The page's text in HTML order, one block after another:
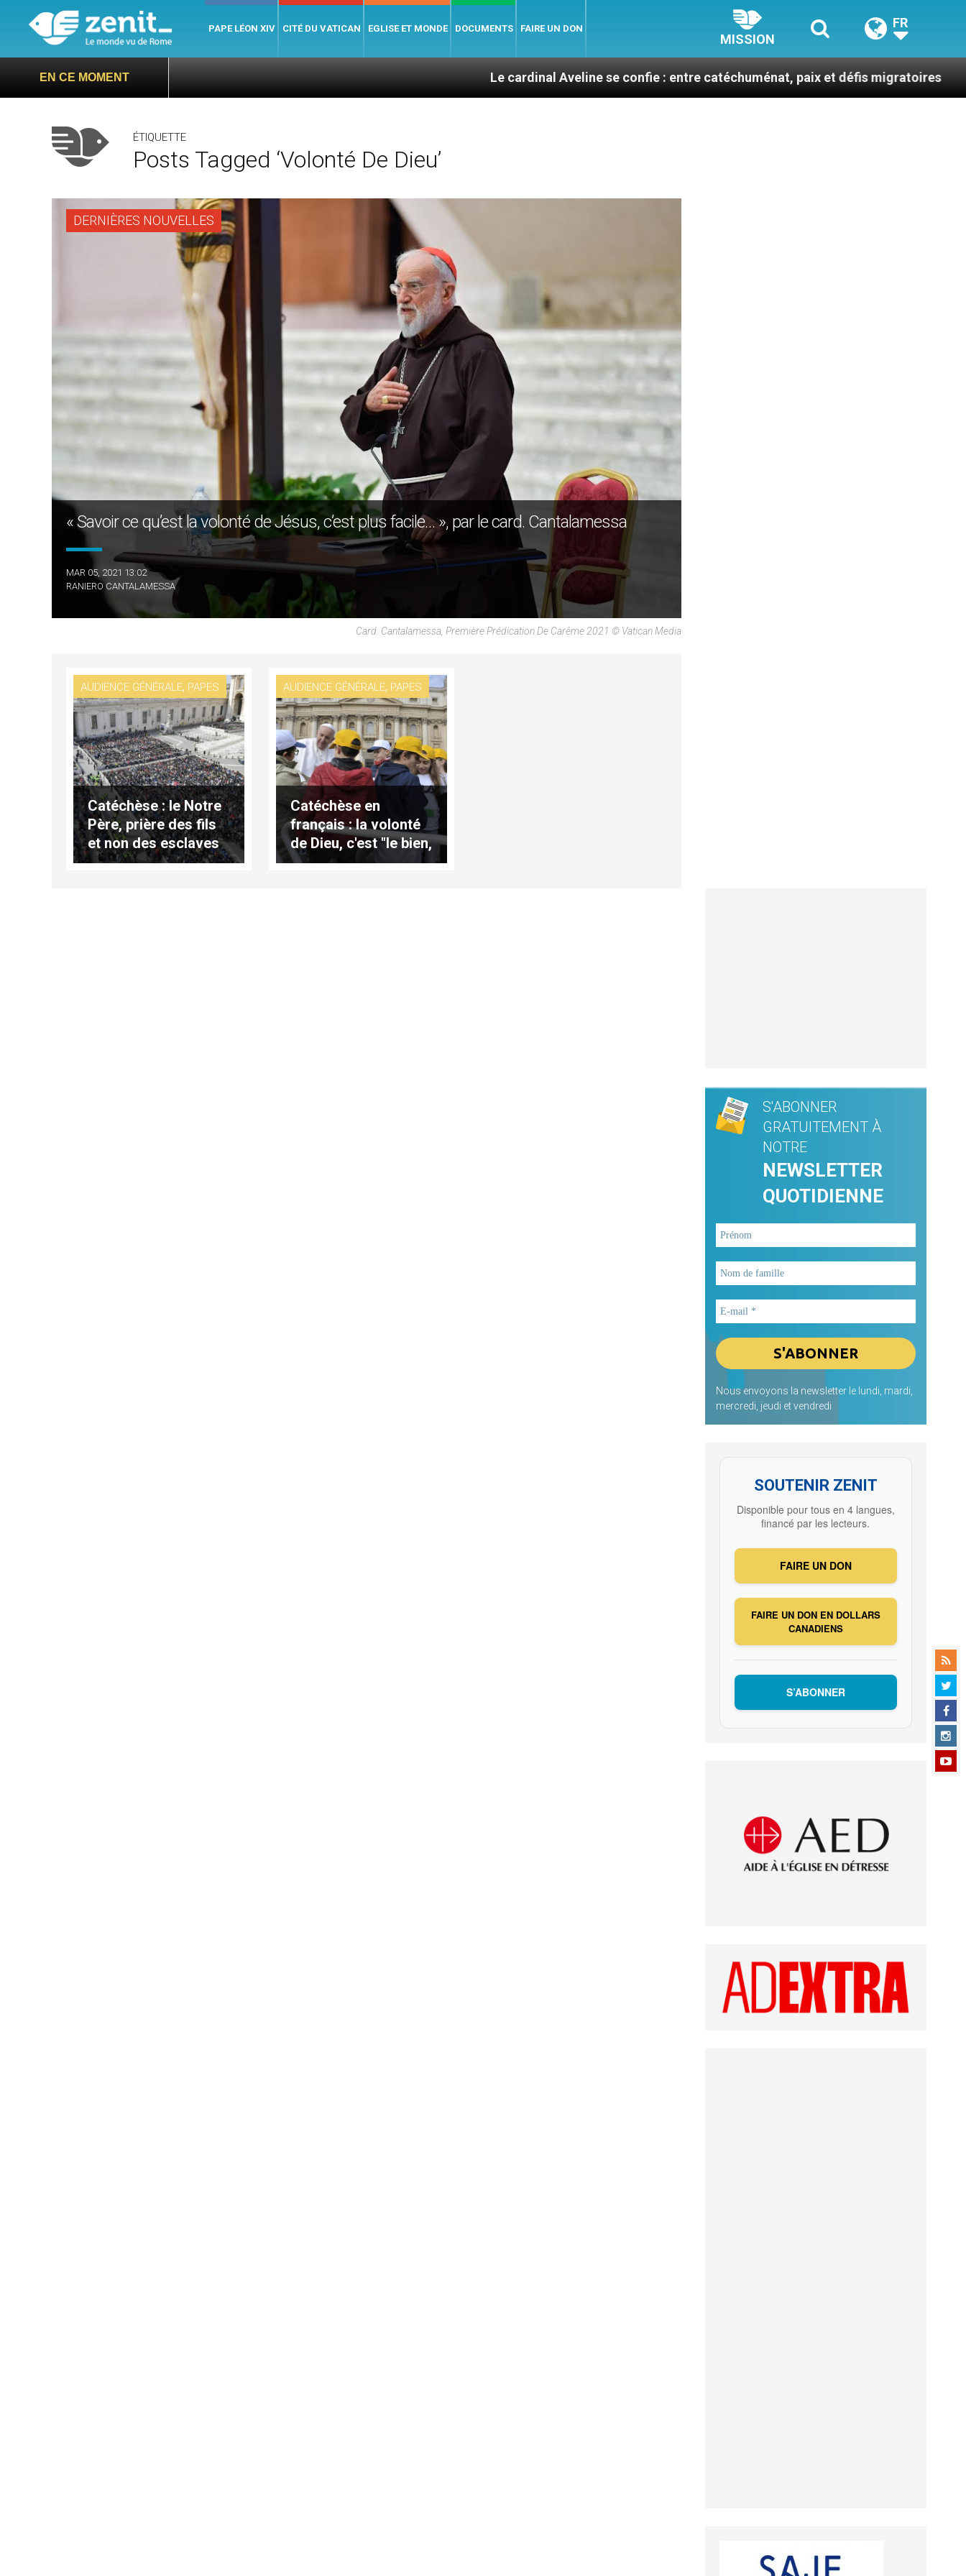
PAPE LÉON XIV CITÉ DU VATICAN EGLISE ET MONDE DOCUMENTS FAIRE UN DON
MISSION
FR
EN CE MOMENT Le cardinal Aveline se confie : entre catéchuménat, paix et défis migratoires Léon XIV
ÉTIQUETTE
Posts Tagged ‘Volonté De Dieu’
DERNIÈRES NOUVELLES
« Savoir ce qu’est la volonté de Jésus, c’est plus facile… », par le card. Cantalamessa
MAR 05, 2021 13:02
RANIERO CANTALAMESSA
Card. Cantalamessa, Première Prédication De Carême 2021 © Vatican Media
AUDIENCE GÉNÉRALE, PAPES
Catéchèse : le Notre
Père, prière des fils
et non des esclaves
(traduction
AUDIENCE GÉNÉRALE, PAPES
Catéchèse en
français : la volonté
de Dieu, c'est "le bien,
la vie, le salut"
S'ABONNER
GRATUITEMENT À
NOTRE
NEWSLETTER
QUOTIDIENNE
Nous envoyons la newsletter le lundi, mardi,
mercredi, jeudi et vendredi
SOUTENIR ZENIT
Disponible pour tous en 4 langues,
financé par les lecteurs.
FAIRE UN DON
FAIRE UN DON EN DOLLARS
CANADIENS
S’ABONNER